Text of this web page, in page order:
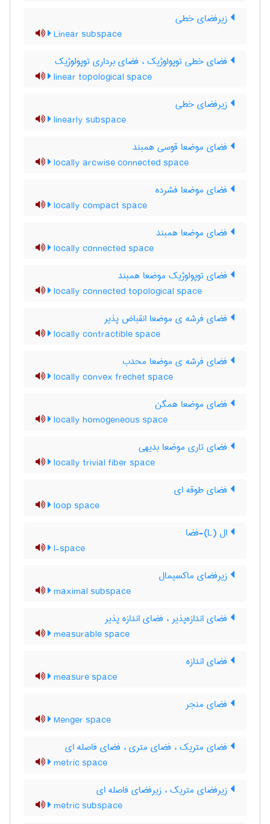
زیرفضای خطی
Linear subspace
فضای خطی توپولوژیک ، فضای برداری توپولوژیک
linear topological space
زیرفضای خطی
linearly subspace
فضای موضعا قوسی همبند
locally arcwise connected space
فضای موضعا فشرده
locally compact space
فضای موضعا همبند
locally connected space
فضای توپولوژیک موضعا همبند
locally connected topological space
فضای فرشه ی موضعا انقباض پذیر
locally contractible space
فضای فرشه ی موضعا محدب
locally convex frechet space
فضای موضعا همگن
locally homogeneous space
فضای تاری موضعا بدیهی
locally trivial fiber space
فضای طوقه ای
loop space
ال (L)-فضا
l-space
زیرفضای ماکسیمال
maximal subspace
فضای اندازه‌پذیر ، فضای اندازه پذیر
measurable space
فضای اندازه
measure space
فضای منجر
Menger space
فضای متریک ، فضای متری ، فضای فاصله ای
metric space
زیرفضای متریک ، زیرفضای فاصله ای
metric subspace